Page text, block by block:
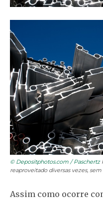
© Depositphotos.com / Paschertz
reaproveitado diversas vezes,
Assim como ocorre